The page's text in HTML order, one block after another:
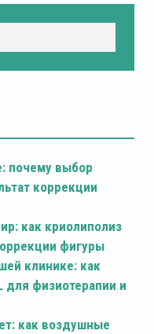
почему выбор
коррекции
как криолиполиз
фигуры
клинике: как
для физиотерапии и
как воздушные